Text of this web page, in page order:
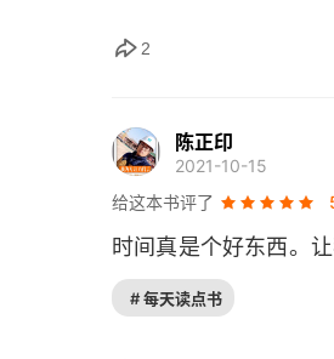
的这些年，你我该明
2
陈正印
2021-10-15
给这本书评了
时间真是个好东西。让
# 每天读点书